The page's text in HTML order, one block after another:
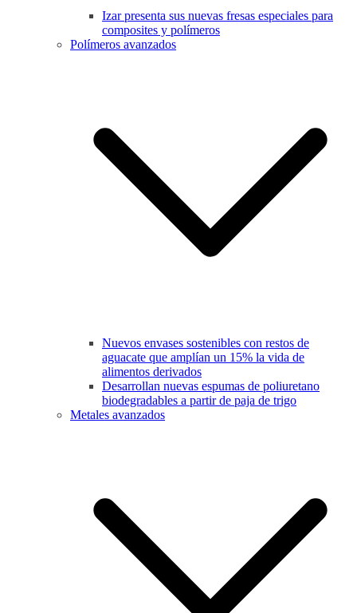
Izar presenta sus nuevas fresas especiales para
composites y polímeros
Polímeros avanzados
Nuevos envases sostenibles con restos de
aguacate que amplían un 15% la vida de
alimentos derivados
Desarrollan nuevas espumas de poliuretano
biodegradables a partir de paja de trigo
Metales avanzados